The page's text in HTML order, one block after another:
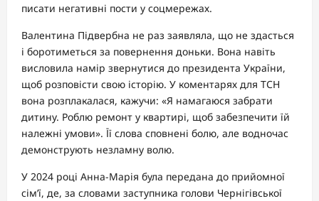
писати негативні пости у соцмережах.
Валентина Підвербна не раз заявляла, що не здасться
і боротиметься за повернення доньки. Вона навіть
висловила намір звернутися до президента України,
щоб розповісти свою історію. У коментарях для ТСН
вона розплакалася, кажучи: «Я намагаюся забрати
дитину. Роблю ремонт у квартирі, щоб забезпечити їй
належні умови». Її слова сповнені болю, але водночас
демонструють незламну волю.
У 2024 році Анна-Марія була передана до прийомної
сім’ї, де, за словами заступника голови Чернігівської